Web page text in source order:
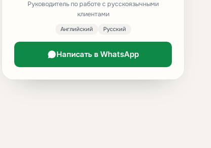
Руководитель по работе с русскоязычными
клиентами
Английский Русский
Написать в WhatsApp